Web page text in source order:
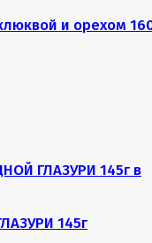
и орехом
145г